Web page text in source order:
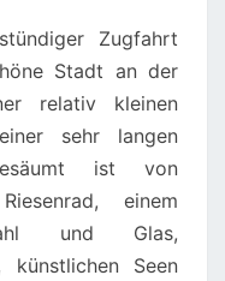
Zugfahrt
Stadt an der
relativ kleinen
sehr langen
ist von
einem
und Glas,
künstlichen Seen